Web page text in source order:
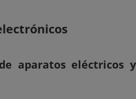
aparatos eléctricos y